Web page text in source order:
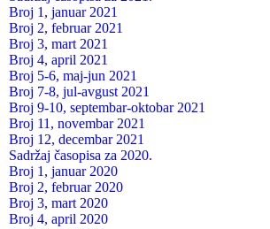
Broj 1, januar 2021
Broj 2, februar 2021
Broj 3, mart 2021
Broj 4, april 2021
Broj 5-6, maj-jun 2021
Broj 7-8, jul-avgust 2021
Broj 9-10, septembar-oktobar 2021
Broj 11, novembar 2021
Broj 12, decembar 2021
Sadržaj časopisa za 2020.
Broj 1, januar 2020
Broj 2, februar 2020
Broj 3, mart 2020
Broj 4, april 2020